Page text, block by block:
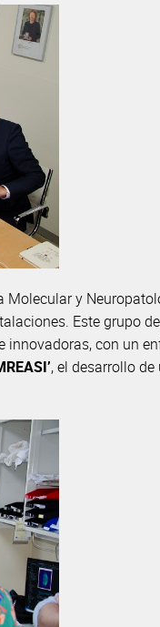
y
Este grupo
con un
, el desarrollo